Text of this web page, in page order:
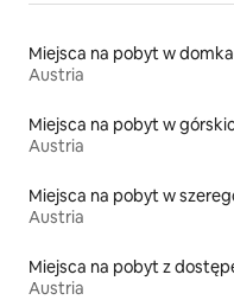
Miejsca na pobyt w
Austria
Austria
Austria
Austria